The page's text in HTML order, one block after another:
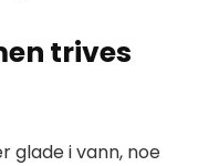
trives
glade i vann, noe